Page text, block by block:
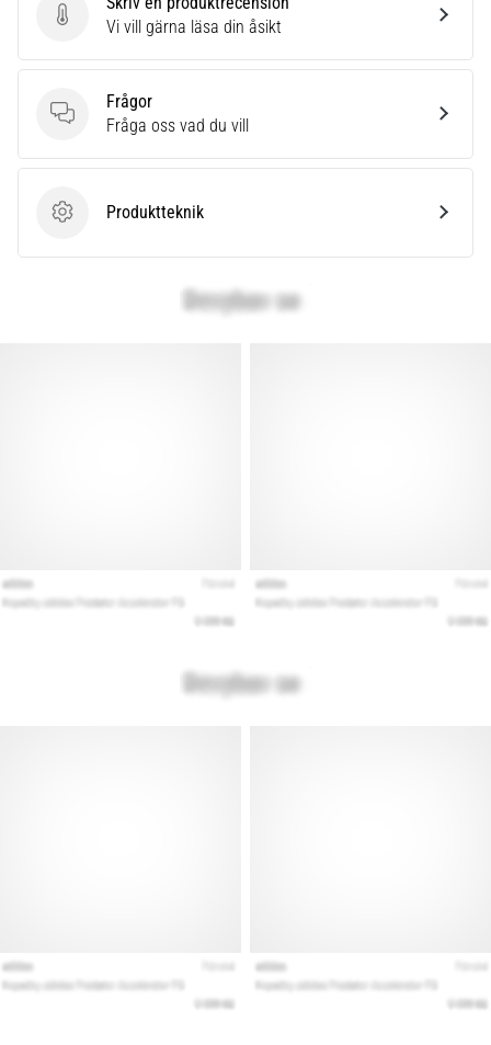
Skriv en produktrecension
Vi vill gärna läsa din åsikt
Frågor
Frågor
Fråga oss vad du vill
ProduktteknikProduktteknik